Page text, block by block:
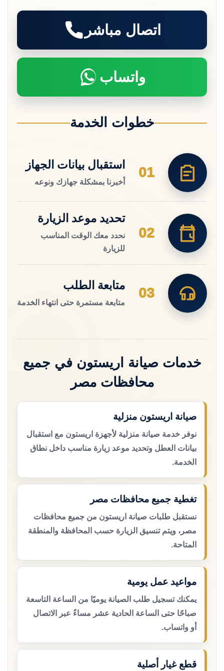
اتصال مباشر
واتساب
خطوات الخدمة
01
استقبال بيانات الجهاز
أخبرنا بمشكلة جهازك ونوعه
02
تحديد موعد الزيارة
نحدد معك الوقت المناسب
للزيارة
03
متابعة الطلب
متابعة مستمرة حتى انتهاء الخدمة
خدمات صيانة اريستون في جميع
محافظات مصر
صيانة اريستون منزلية
نوفر خدمة صيانة منزلية لأجهزة اريستون مع استقبال
بيانات العطل وتحديد موعد زيارة مناسب داخل نطاق
الخدمة.
تغطية جميع محافظات مصر
نستقبل طلبات صيانة اريستون من جميع محافظات
مصر، ويتم تنسيق الزيارة حسب المحافظة والمنطقة
المتاحة.
مواعيد عمل يومية
يمكنك تسجيل طلب الصيانة يوميًا من الساعة التاسعة
صباحًا حتى الساعة الحادية عشر مساءً عبر الاتصال
أو واتساب.
قطع غيار أصلية